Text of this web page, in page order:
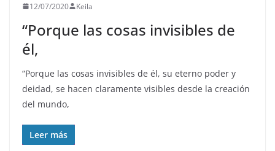
12/07/2020 Keila
“Porque las cosas invisibles de
él,
“Porque las cosas invisibles de él, su eterno poder y
deidad, se hacen claramente visibles desde la creación
del mundo,
Leer más